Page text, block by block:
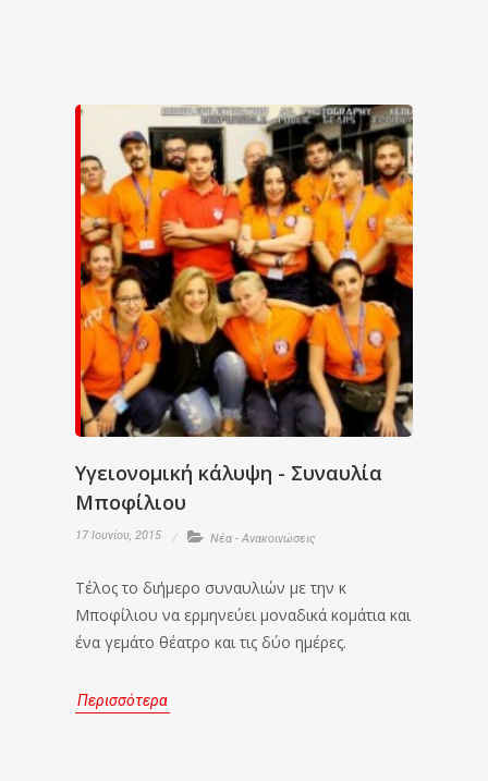
Υγειονομική κάλυψη - Συναυλία
Μποφίλιου
17 Ιουνίου, 2015 Νέα - Ανακοινώσεις
Τέλος το διήμερο συναυλιών με την κ
Μποφίλιου να ερμηνεύει μοναδικά κομάτια και
ένα γεμάτο θέατρο και τις δύο ημέρες.
Περισσότερα